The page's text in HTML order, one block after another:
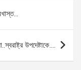
উপদেষ্টাকে….